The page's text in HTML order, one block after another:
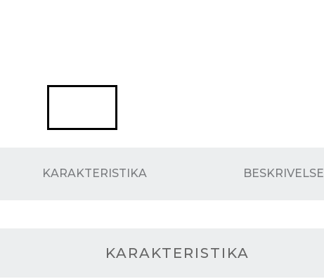
KARAKTERISTIKA BESKRIVELSE
KARAKTERISTIKA